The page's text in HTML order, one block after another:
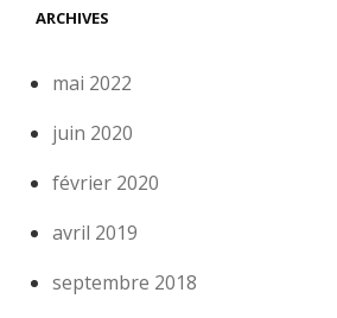
ARCHIVES
mai 2022
juin 2020
février 2020
avril 2019
septembre 2018